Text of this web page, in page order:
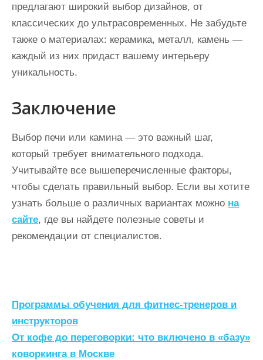
предлагают широкий выбор дизайнов, от
классических до ультрасовременных. Не забудьте
также о материалах: керамика, металл, камень —
каждый из них придаст вашему интерьеру
уникальность.
Заключение
Выбор печи или камина — это важный шаг,
который требует внимательного подхода.
Учитывайте все вышеперечисленные факторы,
чтобы сделать правильный выбор. Если вы хотите
узнать больше о различных вариантах можно на
сайте, где вы найдете полезные советы и
рекомендации от специалистов.
Н
а
в
Программы обучения для фитнес-тренеров и
инструкторов
От кофе до переговорки: что включено в «базу»
коворкинга в Москве